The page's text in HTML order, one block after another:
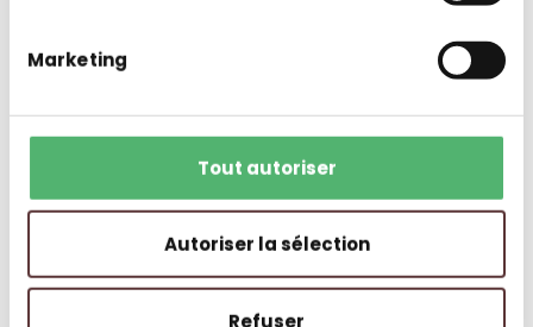
Marketing
Tout autoriser
Autoriser la sélection
Refuser